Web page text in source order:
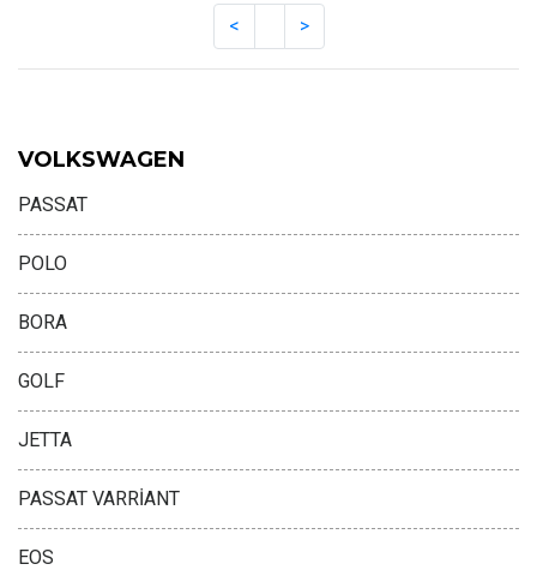
VOLKSWAGEN
PASSAT
POLO
BORA
GOLF
JETTA
PASSAT VARRİANT
EOS